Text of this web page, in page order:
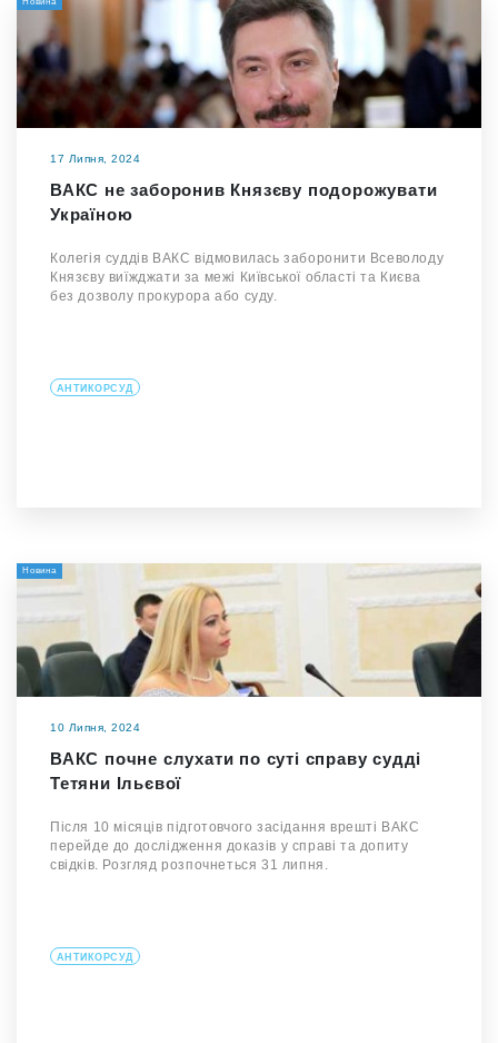
17 Липня, 2024
ВАКС не заборонив Князєву подорожувати
Україною
Колегія суддів ВАКС відмовилась заборонити Всеволоду
Князєву виїжджати за межі Київської області та Києва
без дозволу прокурора або суду.
АНТИКОРСУД
Новина
10 Липня, 2024
ВАКС почне слухати по суті справу судді
Тетяни Ільєвої
Після 10 місяців підготовчого засідання врешті ВАКС
перейде до дослідження доказів у справі та допиту
свідків. Розгляд розпочнеться 31 липня.
АНТИКОРСУД